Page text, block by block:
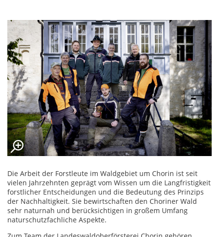
Die Arbeit der Forstleute im Waldgebiet um Chorin ist seit
vielen Jahrzehnten geprägt vom Wissen um die Langfristigkeit
forstlicher Entscheidungen und die Bedeutung des Prinzips
der Nachhaltigkeit. Sie bewirtschaften den Choriner Wald
sehr naturnah und berücksichtigen in großem Umfang
naturschutzfachliche Aspekte.